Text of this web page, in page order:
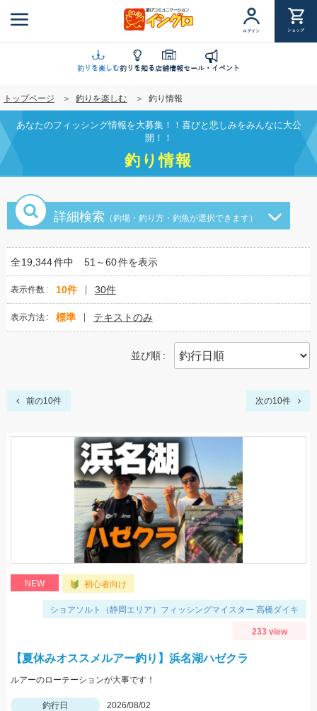
ン
に
移
動
ログイン ショップ
釣りを楽しむ釣りを知る店舗情報セール・イベント
トップページ 釣りを楽しむ 釣り情報
あなたのフィッシング情報を大募集！！喜びと悲しみをみんなに大公
開！！
釣り情報
詳細検索 （釣場・釣り方・釣魚が選択できます）
全19,344件中 51～60件を表示
表示件数 10件 30件
表示方法 標準 テキストのみ
並び順
前の10件 次の10件
NEW 初心者向け
ショアソルト（静岡エリア）フィッシングマイスター 高橋ダイキ
233 view
【夏休みオススメルアー釣り】浜名湖ハゼクラ
ルアーのローテーションが大事です！
釣行日
2026/08/02